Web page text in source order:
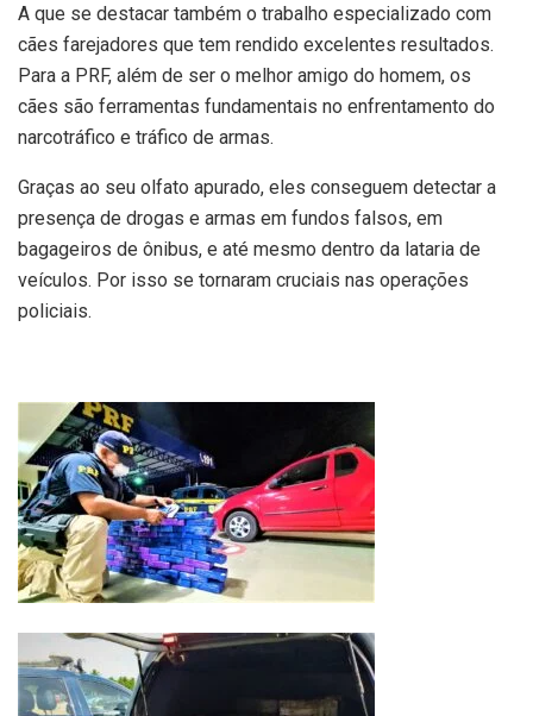
A que se destacar também o trabalho especializado com
cães farejadores que tem rendido excelentes resultados.
Para a PRF, além de ser o melhor amigo do homem, os
cães são ferramentas fundamentais no enfrentamento do
narcotráfico e tráfico de armas.
Graças ao seu olfato apurado, eles conseguem detectar a
presença de drogas e armas em fundos falsos, em
bagageiros de ônibus, e até mesmo dentro da lataria de
veículos. Por isso se tornaram cruciais nas operações
policiais.